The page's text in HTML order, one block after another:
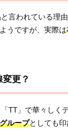
言われている理
うですが、実際は
更？
TT」で華々しく
ループとしても印